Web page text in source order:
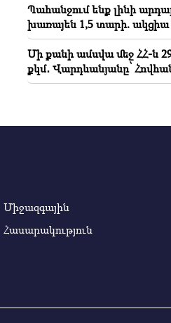
Պահանջում ենք լինի
խառայեն 1,5 տարի.
Մի քանի ամսվա մեջ ՀՀ-ն
քկմ․ Վարդևանյանը՝
Միջազգային
Հասարակություն